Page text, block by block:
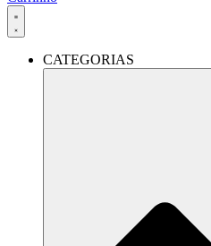
CATEGORIAS